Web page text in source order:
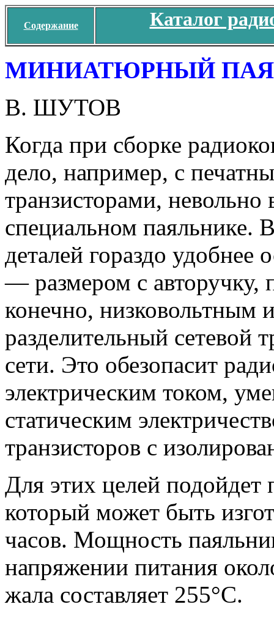
Содержание Каталог
МИНИАТЮРНЫЙ
В. ШУТОВ
Когда при сборке
дело, например, с
транзисторами, невольно
специальном паяльнике.
деталей гораздо удобнее
— размером с авторучку,
конечно, низковольтным
разделительный сетевой
сети. Это обезопасит
электрическим током,
статическим
транзисторов с
Для этих целей
который может быть
часов. Мощность
напряжении питания
жала составляет 255°С.